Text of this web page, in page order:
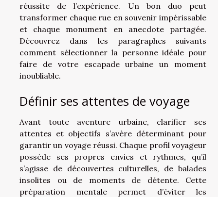
réussite de l’expérience. Un bon duo peut
transformer chaque rue en souvenir impérissable
et chaque monument en anecdote partagée.
Découvrez dans les paragraphes suivants
comment sélectionner la personne idéale pour
faire de votre escapade urbaine un moment
inoubliable.
Définir ses attentes de voyage
Avant toute aventure urbaine, clarifier ses
attentes et objectifs s’avère déterminant pour
garantir un voyage réussi. Chaque profil voyageur
possède ses propres envies et rythmes, qu’il
s’agisse de découvertes culturelles, de balades
insolites ou de moments de détente. Cette
préparation mentale permet d’éviter les